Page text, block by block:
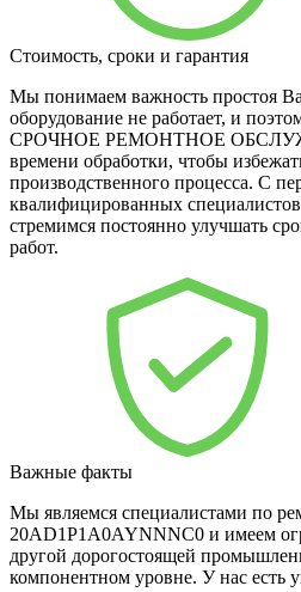
Стоимость, сроки и гарантия
Мы понимаем важность простоя
оборудование не работает, и
СРОЧНОЕ РЕМОНТНОЕ
времени обработки, чтобы
производственного процесса. С
квалифицированных
стремимся постоянно улучшать
работ.
Важные факты
Мы являемся специалистами по
20AD1P1A0AYNNNC0 и имеем
другой дорогостоящей
компонентном уровне. У нас есть